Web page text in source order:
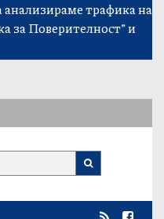
анализираме трафика на
за Поверителност”и